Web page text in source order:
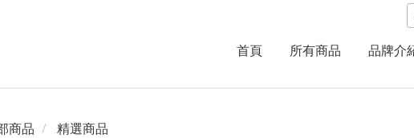
首頁 所有商品 品牌介
商品 精選商品